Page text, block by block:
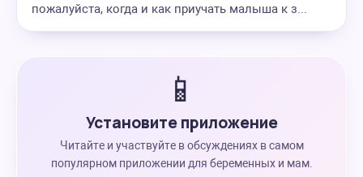
пожалуйста, когда и как приучать малыша к з...
📱
Установите приложение
Читайте и участвуйте в обсуждениях в самом
популярном приложении для беременных и мам.